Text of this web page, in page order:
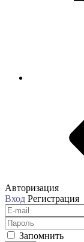
Авторизация
Вход Регистрация
Запомнить